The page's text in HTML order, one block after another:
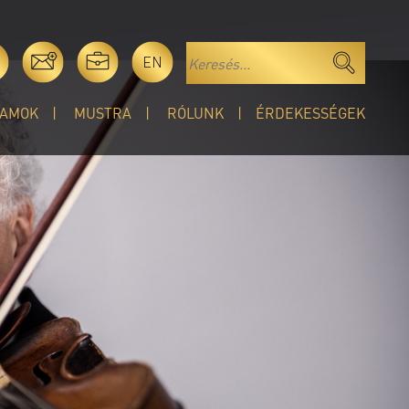
EN
MUSTRA RÓLUNK ÉRDEKESSÉGEK